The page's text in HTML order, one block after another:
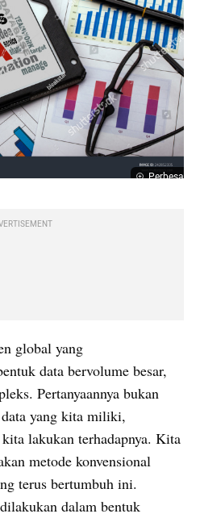
Perbesar
global yang
data bervolume besar,
Pertanyaannya bukan
data yang kita miliki,
lakukan terhadapnya. Kita
metode konvensional
terus bertumbuh ini.
dalam bentuk